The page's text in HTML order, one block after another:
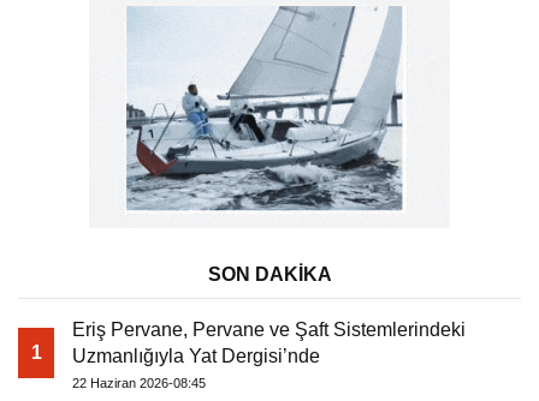
SON DAKİKA
1
Eriş Pervane, Pervane ve Şaft Sistemlerindeki
Uzmanlığıyla Yat Dergisi’nde
22 Haziran 2026-08:45